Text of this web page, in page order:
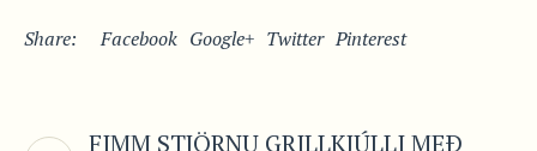
Share: Facebook Google+ Twitter Pinterest
FIMM STJÖRNU GRILLKJÚLLI MEÐ